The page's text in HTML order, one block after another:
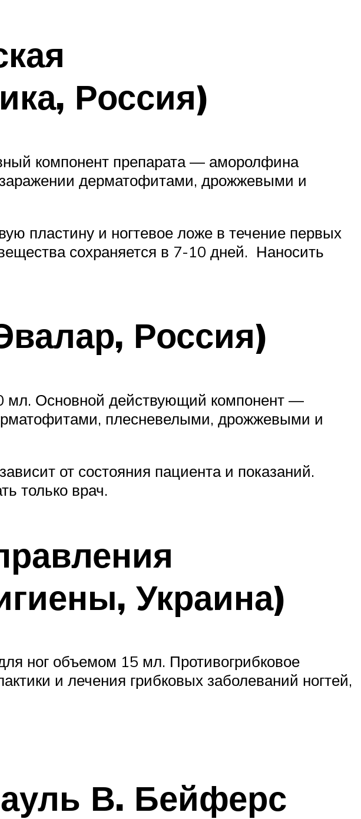
Россия)
компонент препарата — аморолфина
дерматофитами, дрожжевыми и
пластину и ногтевое ложе в течение первых
сохраняется в 7-10 дней. Наносить
Россия)
мл. Основной действующий компонент —
плесневелыми, дрожжевыми и
от состояния пациента и показаний.
только врач.
Украина)
ног объемом 15 мл. Противогрибковое
и лечения грибковых заболеваний ногтей,
В. Бейферс